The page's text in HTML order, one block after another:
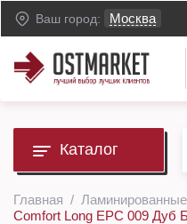
Ваш город: Москва
Каталог
Главная
Comfort Long EPC 009 Дуб